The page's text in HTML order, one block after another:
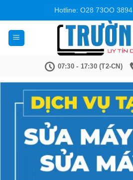
nội
dung
Hotline: O28 73OO 3894
07:30 - 17:30 (T2-CN)